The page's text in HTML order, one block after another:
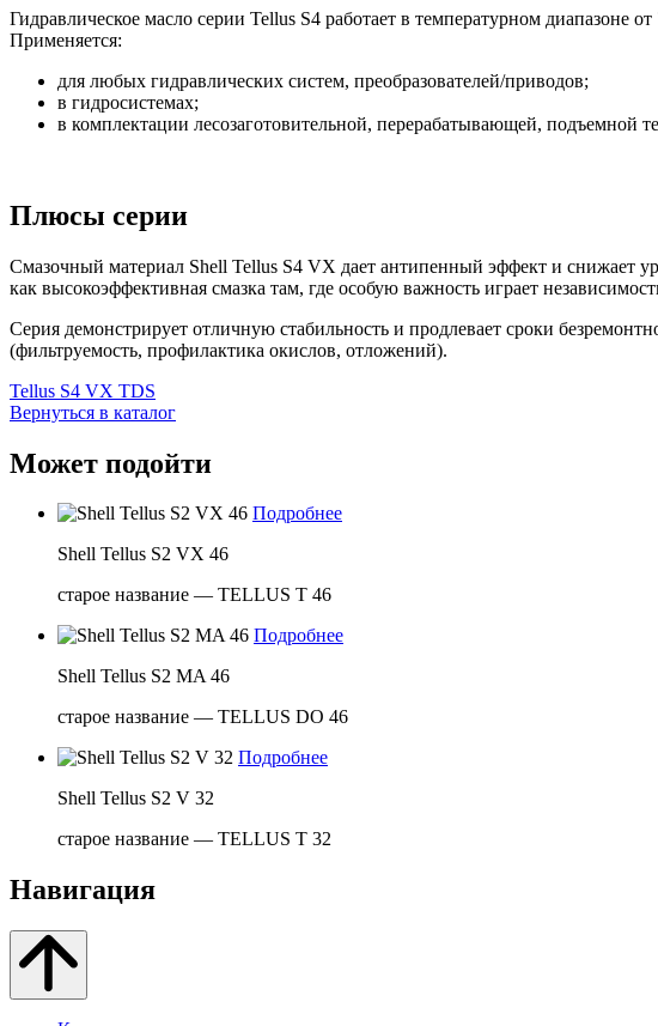
Гидравлическое масло серии Tellus S4 работает в температурном диапазоне
Применяется:
для любых гидравлических систем, преобразователей/приводов;
в гидросистемах;
в комплектации лесозаготовительной, перерабатывающей, подъемной
Плюсы серии
Смазочный материал Shell Tellus S4 VX дает антипенный эффект и снижает
как высокоэффективная смазка там, где особую важность играет
Серия демонстрирует отличную стабильность и продлевает сроки
(фильтруемость, профилактика окислов, отложений).
Tellus S4 VX TDS
Вернуться в каталог
Может подойти
Подробнее
Shell Tellus S2 VX 46
старое название — TELLUS T 46
Подробнее
Shell Tellus S2 MA 46
старое название — TELLUS DO 46
Подробнее
Shell Tellus S2 V 32
старое название — TELLUS T 32
Навигация